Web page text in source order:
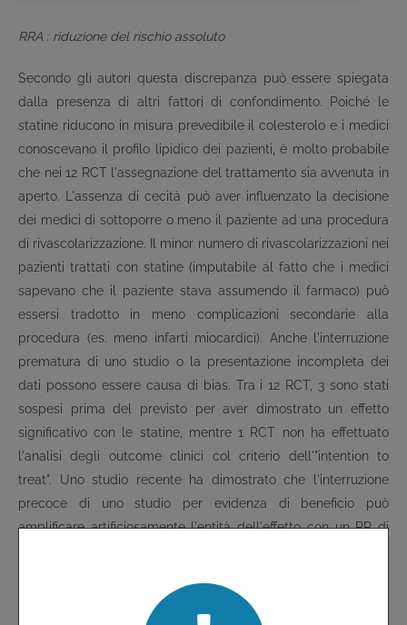
RRA : riduzione del rischio assoluto
Secondo gli autori questa discrepanza può essere spiegata
dalla presenza di altri fattori di confondimento. Poiché le
statine riducono in misura prevedibile il colesterolo e i medici
conoscevano il profilo lipidico dei pazienti, è molto probabile
che nei 12 RCT l'assegnazione del trattamento sia avvenuta in
aperto. L'assenza di cecità può aver influenzato la decisione
dei medici di sottoporre o meno il paziente ad una procedura
di rivascolarizzazione. Il minor numero di rivascolarizzazioni nei
pazienti trattati con statine (imputabile al fatto che i medici
sapevano che il paziente stava assumendo il farmaco) può
essersi tradotto in meno complicazioni secondarie alla
procedura (es. meno infarti miocardici). Anche l'interruzione
prematura di uno studio o la presentazione incompleta dei
dati possono essere causa di bias. Tra i 12 RCT, 3 sono stati
sospesi prima del previsto per aver dimostrato un effetto
significativo con le statine, mentre 1 RCT non ha effettuato
l'analisi degli outcome clinici col criterio dell'"intention to
treat". Uno studio recente ha dimostrato che l'interruzione
precoce di uno studio per evidenza di beneficio può
amplificare artificiosamente l'entità dell'effetto con un RR di
0,76 e annulla completamente la riduzione della mortalità